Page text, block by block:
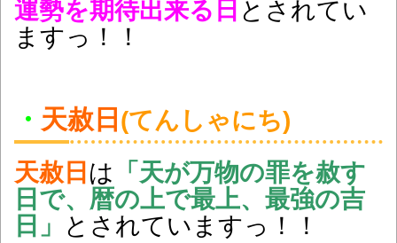
運勢を期待出来る日 とされてい
ますっ！！
・ 天赦日 (てんしゃにち)
天赦日 は 「天が万物の罪を赦す
日で、暦の上で最上、最強の吉
日」
とされていますっ！！